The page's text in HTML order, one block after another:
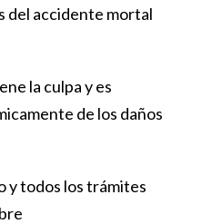
del accidente mortal
la culpa y es
de los daños
y todos los trámites